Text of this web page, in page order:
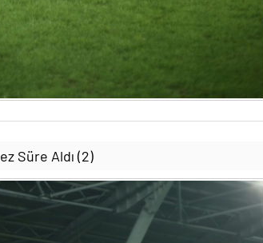
Süre Aldı (2)